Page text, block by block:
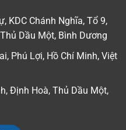
KDC Chánh Nghĩa, Tổ 9,
Dầu Một, Bình Dương
Phú Lợi, Hồ Chí Minh, Việt
Định Hoà, Thủ Dầu Một,